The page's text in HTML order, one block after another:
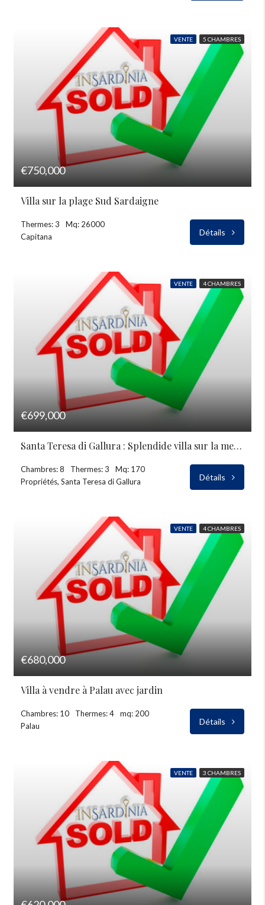
VENTE 5 CHAMBRES
€750,000
Villa sur la plage Sud Sardaigne
Thermes: 3
Mq: 26000
Capitana
Détails
VENTE 4 CHAMBRES
€699,000
Santa Teresa di Gallura : Splendide villa sur la mer à vendre
Chambres: 8 Thermes: 3
Mq: 170
Propriétés, Santa Teresa di Gallura
Détails
VENTE 4 CHAMBRES
€680,000
Villa à vendre à Palau avec jardin
Chambres: 10 Thermes: 4
mq: 200
Palau
Détails
VENTE 3 CHAMBRES